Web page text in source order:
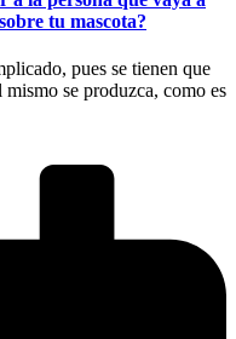
tu mascota?
pues se tienen que
mismo se produzca, como es